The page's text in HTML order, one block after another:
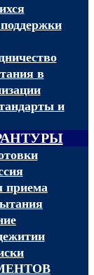
в
и
приема